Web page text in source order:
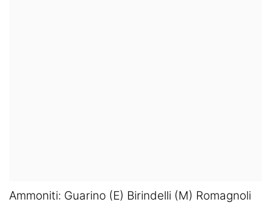
Ammoniti: Guarino (E) Birindelli (M) Romagnoli